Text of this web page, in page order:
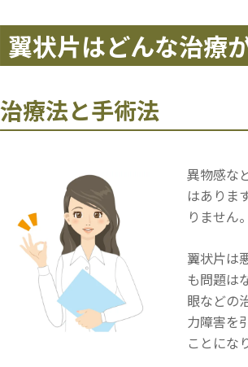
翼状片はどんな治療
治療法と手術法
異物感な
はありま
りません。
翼状片は
も問題は
眼などの
力障害を
ことにな